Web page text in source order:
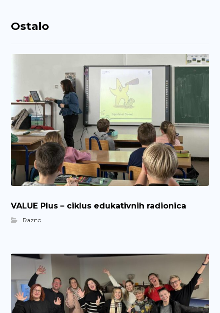
Ostalo
VALUE Plus – ciklus edukativnih radionica
Razno